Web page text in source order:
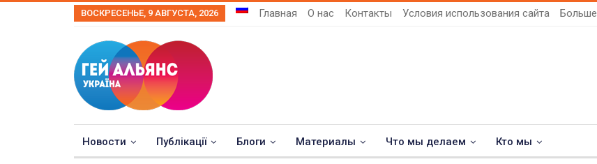
ВОСКРЕСЕНЬЕ, 9 АВГУСТА, 2026 Главная О нас Контакты Условия использования сайта Больше
Новости Публікації Блоги Материалы Что мы делаем Кто мы